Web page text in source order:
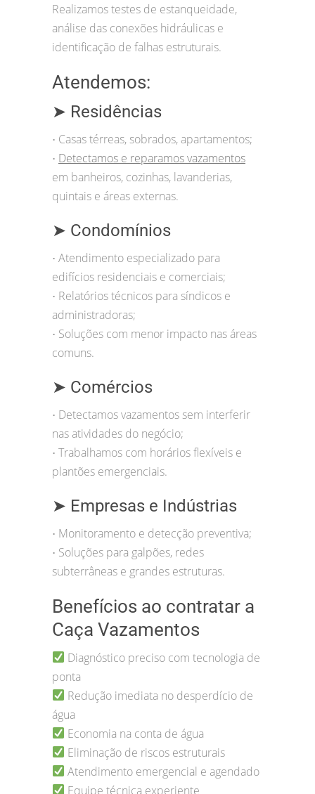
Realizamos testes de estanqueidade,
análise das conexões hidráulicas e
identificação de falhas estruturais.
Atendemos:
➤ Residências
• Casas térreas, sobrados, apartamentos;
• Detectamos e reparamos vazamentos
em banheiros, cozinhas, lavanderias,
quintais e áreas externas.
➤ Condomínios
• Atendimento especializado para
edifícios residenciais e comerciais;
• Relatórios técnicos para síndicos e
administradoras;
• Soluções com menor impacto nas áreas
comuns.
➤ Comércios
• Detectamos vazamentos sem interferir
nas atividades do negócio;
• Trabalhamos com horários flexíveis e
plantões emergenciais.
➤ Empresas e Indústrias
• Monitoramento e detecção preventiva;
• Soluções para galpões, redes
subterrâneas e grandes estruturas.
Benefícios ao contratar a
Caça Vazamentos
Diagnóstico preciso com tecnologia de
ponta
Redução imediata no desperdício de
água
Economia na conta de água
Eliminação de riscos estruturais
Atendimento emergencial e agendado
Equipe técnica experiente